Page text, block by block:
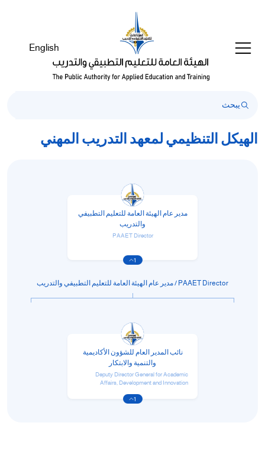
English
الهيكل التنظيمي لمعهد التدريب المهني
مدير عام الهيئة العامة للتعليم التطبيفي
والتدريب
PAAET Director
1
PAAET Director / مدير عام الهيئة العامة للتعليم التطبيفي والتدريب
نائب المدير العام للشؤون الأكاديمية
والتنمية والابتكار
Deputy Director General for Academic
Affairs, Development and Innovation
1